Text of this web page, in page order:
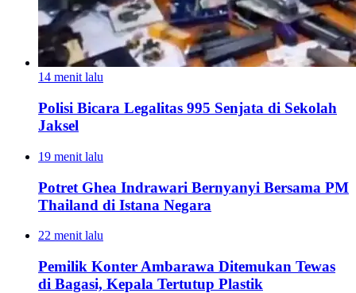
14 menit lalu
Polisi Bicara Legalitas 995 Senjata di Sekolah
Jaksel
19 menit lalu
Potret Ghea Indrawari Bernyanyi Bersama PM
Thailand di Istana Negara
22 menit lalu
Pemilik Konter Ambarawa Ditemukan Tewas
di Bagasi, Kepala Tertutup Plastik